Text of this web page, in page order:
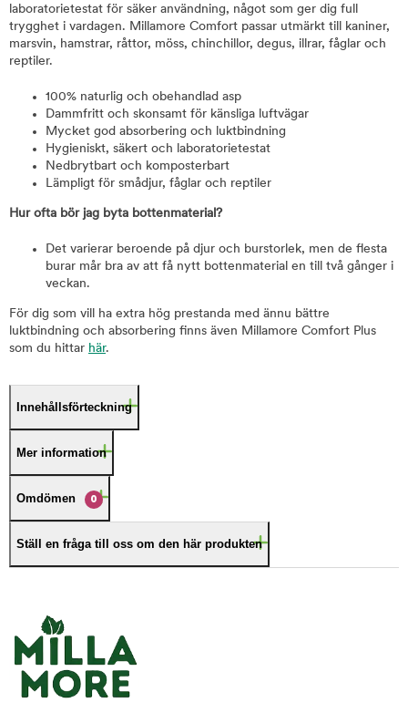
laboratorietestat för säker användning, något som ger dig full
trygghet i vardagen. Millamore Comfort passar utmärkt till kaniner,
marsvin, hamstrar, råttor, möss, chinchillor, degus, illrar, fåglar och
reptiler.
100% naturlig och obehandlad asp
Dammfritt och skonsamt för känsliga luftvägar
Mycket god absorbering och luktbindning
Hygieniskt, säkert och laboratorietestat
Nedbrytbart och komposterbart
Lämpligt för smådjur, fåglar och reptiler
Hur ofta bör jag byta bottenmaterial?
Det varierar beroende på djur och burstorlek, men de flesta
burar mår bra av att få nytt bottenmaterial en till två gånger i
veckan.
För dig som vill ha extra hög prestanda med ännu bättre
luktbindning och absorbering finns även Millamore Comfort Plus
som du hittar här.
Innehållsförteckning
Mer information
Omdömen 0
Ställ en fråga till oss om den här produkten